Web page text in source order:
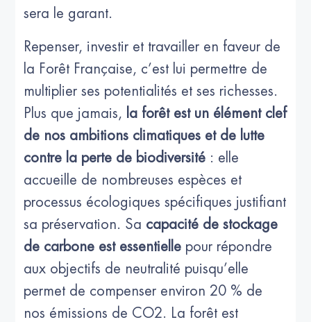
sera le garant.
Repenser, investir et travailler en faveur de
la Forêt Française, c’est lui permettre de
multiplier ses potentialités et ses richesses.
Plus que jamais, la forêt est un élément clef
de nos ambitions climatiques et de lutte
contre la perte de biodiversité : elle
accueille de nombreuses espèces et
processus écologiques spécifiques justifiant
sa préservation. Sa capacité de stockage
de carbone est essentielle pour répondre
aux objectifs de neutralité puisqu’elle
permet de compenser environ 20 % de
nos émissions de CO2. La forêt est